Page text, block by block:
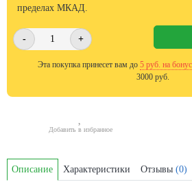
пределах МКАД.
- +
Эта покупка принесет вам до 5 руб. на
3000 руб.
Добавить в избранное
Описание Характеристики Отзывы (0)